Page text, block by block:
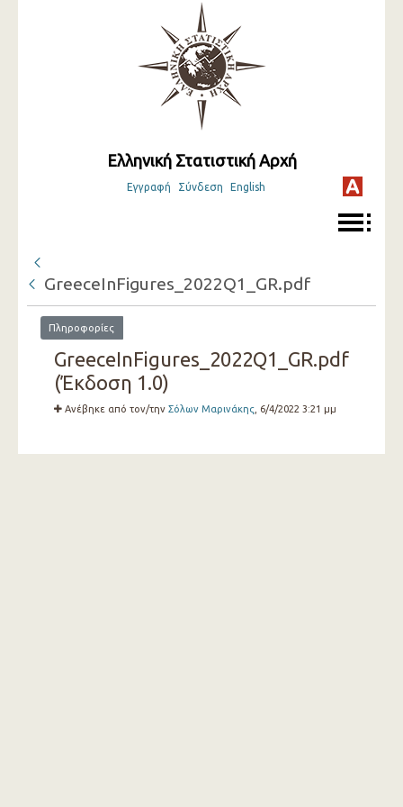
Ελληνική Στατιστική Αρχή
Εγγραφή Σύνδεση English
GreeceInFigures_2022Q1_GR.pdf
Πληροφορίες
GreeceInFigures_2022Q1_GR.pdf
(Έκδοση 1.0)
Ανέβηκε από τον/την Σόλων Μαρινάκης, 6/4/2022 3:21 μμ